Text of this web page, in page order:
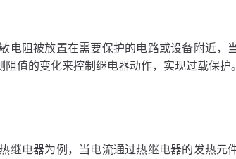
电阻被放置在需要保护的电路或设备附近，
值的变化来控制继电器动作，实现过载保护。
电器为例，当电流通过热继电器的发热元件